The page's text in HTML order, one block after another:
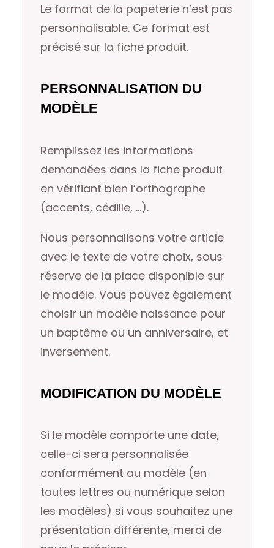
Le format de la papeterie n’est pas
personnalisable. Ce format est
précisé sur la fiche produit.
PERSONNALISATION DU
MODÈLE
Remplissez les informations
demandées dans la fiche produit
en vérifiant bien l’orthographe
(accents, cédille, …).
Nous personnalisons votre article
avec le texte de votre choix, sous
réserve de la place disponible sur
le modèle. Vous pouvez également
choisir un modèle naissance pour
un baptême ou un anniversaire, et
inversement.
MODIFICATION DU MODÈLE
Si le modèle comporte une date,
celle-ci sera personnalisée
conformément au modèle (en
toutes lettres ou numérique selon
les modèles) si vous souhaitez une
présentation différente, merci de